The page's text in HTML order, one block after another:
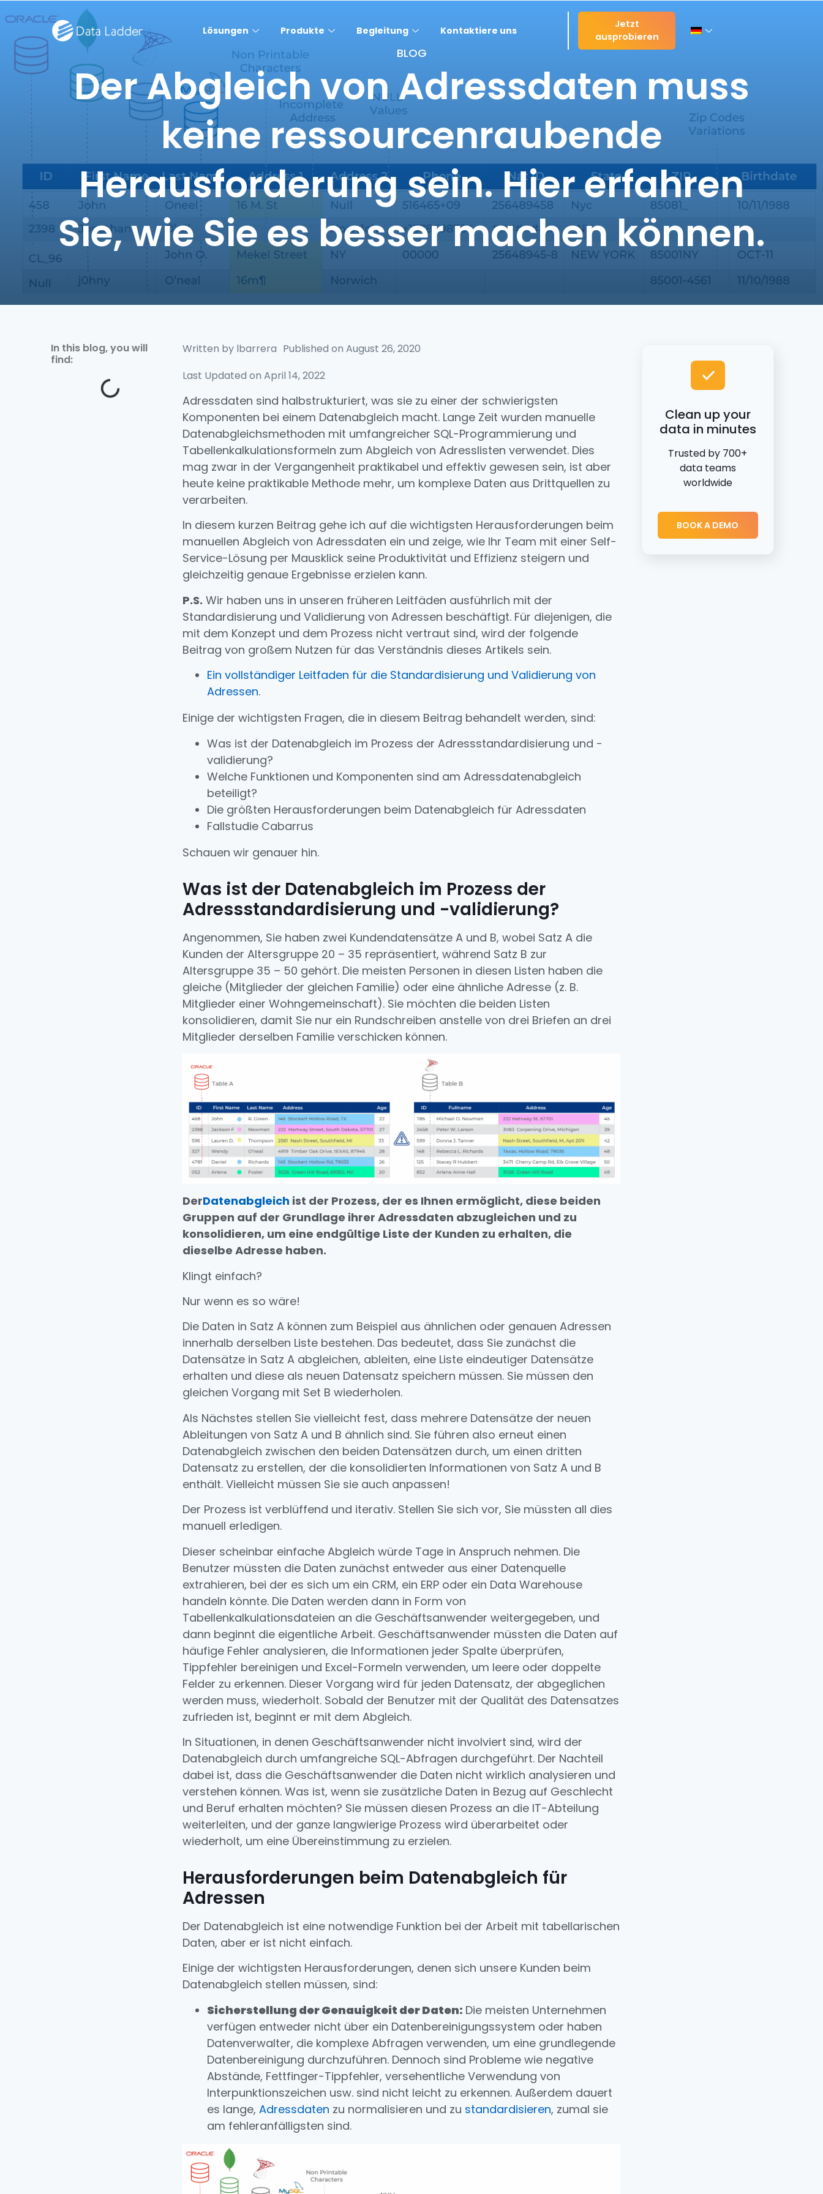
Lösungen Produkte Begleitung Kontaktiere uns
Jetzt
ausprobieren
BLOG
Der Abgleich von Adressdaten muss
keine ressourcenraubende
Herausforderung sein. Hier erfahren
Sie, wie Sie es besser machen können.
In this blog, you will
find:
Written by lbarrera Published on August 26, 2020
Last Updated on April 14, 2022
Adressdaten sind halbstrukturiert, was sie zu einer der schwierigsten
Komponenten bei einem Datenabgleich macht. Lange Zeit wurden manuelle
Datenabgleichsmethoden mit umfangreicher SQL-Programmierung und
Tabellenkalkulationsformeln zum Abgleich von Adresslisten verwendet. Dies
mag zwar in der Vergangenheit praktikabel und effektiv gewesen sein, ist aber
heute keine praktikable Methode mehr, um komplexe Daten aus Drittquellen zu
verarbeiten.
In diesem kurzen Beitrag gehe ich auf die wichtigsten Herausforderungen beim
manuellen Abgleich von Adressdaten ein und zeige, wie Ihr Team mit einer Self-
Service-Lösung per Mausklick seine Produktivität und Effizienz steigern und
gleichzeitig genaue Ergebnisse erzielen kann.
P.S. Wir haben uns in unseren früheren Leitfäden ausführlich mit der
Standardisierung und Validierung von Adressen beschäftigt. Für diejenigen, die
mit dem Konzept und dem Prozess nicht vertraut sind, wird der folgende
Beitrag von großem Nutzen für das Verständnis dieses Artikels sein.
Ein vollständiger Leitfaden für die Standardisierung und Validierung von
Adressen.
Einige der wichtigsten Fragen, die in diesem Beitrag behandelt werden, sind:
Was ist der Datenabgleich im Prozess der Adressstandardisierung und -
validierung?
Welche Funktionen und Komponenten sind am Adressdatenabgleich
beteiligt?
Die größten Herausforderungen beim Datenabgleich für Adressdaten
Fallstudie Cabarrus
Schauen wir genauer hin.
Was ist der Datenabgleich im Prozess der
Adressstandardisierung und -validierung?
Angenommen, Sie haben zwei Kundendatensätze A und B, wobei Satz A die
Kunden der Altersgruppe 20 – 35 repräsentiert, während Satz B zur
Altersgruppe 35 – 50 gehört. Die meisten Personen in diesen Listen haben die
gleiche (Mitglieder der gleichen Familie) oder eine ähnliche Adresse (z. B.
Mitglieder einer Wohngemeinschaft). Sie möchten die beiden Listen
konsolidieren, damit Sie nur ein Rundschreiben anstelle von drei Briefen an drei
Mitglieder derselben Familie verschicken können.
DerDatenabgleich ist der Prozess, der es Ihnen ermöglicht, diese beiden
Gruppen auf der Grundlage ihrer Adressdaten abzugleichen und zu
konsolidieren, um eine endgültige Liste der Kunden zu erhalten, die
dieselbe Adresse haben.
Klingt einfach?
Nur wenn es so wäre!
Die Daten in Satz A können zum Beispiel aus ähnlichen oder genauen Adressen
innerhalb derselben Liste bestehen. Das bedeutet, dass Sie zunächst die
Datensätze in Satz A abgleichen, ableiten, eine Liste eindeutiger Datensätze
erhalten und diese als neuen Datensatz speichern müssen. Sie müssen den
gleichen Vorgang mit Set B wiederholen.
Als Nächstes stellen Sie vielleicht fest, dass mehrere Datensätze der neuen
Ableitungen von Satz A und B ähnlich sind. Sie führen also erneut einen
Datenabgleich zwischen den beiden Datensätzen durch, um einen dritten
Datensatz zu erstellen, der die konsolidierten Informationen von Satz A und B
enthält. Vielleicht müssen Sie sie auch anpassen!
Der Prozess ist verblüffend und iterativ. Stellen Sie sich vor, Sie müssten all dies
manuell erledigen.
Dieser scheinbar einfache Abgleich würde Tage in Anspruch nehmen. Die
Benutzer müssten die Daten zunächst entweder aus einer Datenquelle
extrahieren, bei der es sich um ein CRM, ein ERP oder ein Data Warehouse
handeln könnte. Die Daten werden dann in Form von
Tabellenkalkulationsdateien an die Geschäftsanwender weitergegeben, und
dann beginnt die eigentliche Arbeit. Geschäftsanwender müssten die Daten auf
häufige Fehler analysieren, die Informationen jeder Spalte überprüfen,
Tippfehler bereinigen und Excel-Formeln verwenden, um leere oder doppelte
Felder zu erkennen. Dieser Vorgang wird für jeden Datensatz, der abgeglichen
werden muss, wiederholt. Sobald der Benutzer mit der Qualität des Datensatzes
zufrieden ist, beginnt er mit dem Abgleich.
In Situationen, in denen Geschäftsanwender nicht involviert sind, wird der
Datenabgleich durch umfangreiche SQL-Abfragen durchgeführt. Der Nachteil
dabei ist, dass die Geschäftsanwender die Daten nicht wirklich analysieren und
verstehen können. Was ist, wenn sie zusätzliche Daten in Bezug auf Geschlecht
und Beruf erhalten möchten? Sie müssen diesen Prozess an die IT-Abteilung
weiterleiten, und der ganze langwierige Prozess wird überarbeitet oder
wiederholt, um eine Übereinstimmung zu erzielen.
Herausforderungen beim Datenabgleich für
Adressen
Der Datenabgleich ist eine notwendige Funktion bei der Arbeit mit tabellarischen
Daten, aber er ist nicht einfach.
Einige der wichtigsten Herausforderungen, denen sich unsere Kunden beim
Datenabgleich stellen müssen, sind:
Sicherstellung der Genauigkeit der Daten: Die meisten Unternehmen
verfügen entweder nicht über ein Datenbereinigungssystem oder haben
Datenverwalter, die komplexe Abfragen verwenden, um eine grundlegende
Datenbereinigung durchzuführen. Dennoch sind Probleme wie negative
Abstände, Fettfinger-Tippfehler, versehentliche Verwendung von
Interpunktionszeichen usw. sind nicht leicht zu erkennen. Außerdem dauert
es lange, Adressdaten zu normalisieren und zu standardisieren, zumal sie
am fehleranfälligsten sind.
Clean up your
data in minutes
Trusted by 700+
data teams
worldwide
BOOK A DEMO